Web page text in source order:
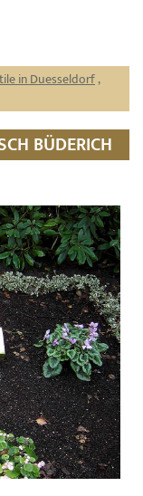
in Duesseldorf,
BÜDERICH